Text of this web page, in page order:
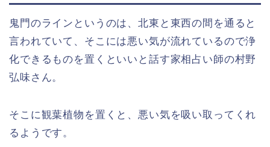
鬼門のラインというのは、北東と東西の間を通ると
言われていて、そこには悪い気が流れているので浄
化できるものを置くといいと話す家相占い師の村野
弘味さん。
そこに観葉植物を置くと、悪い気を吸い取ってくれ
るようです。